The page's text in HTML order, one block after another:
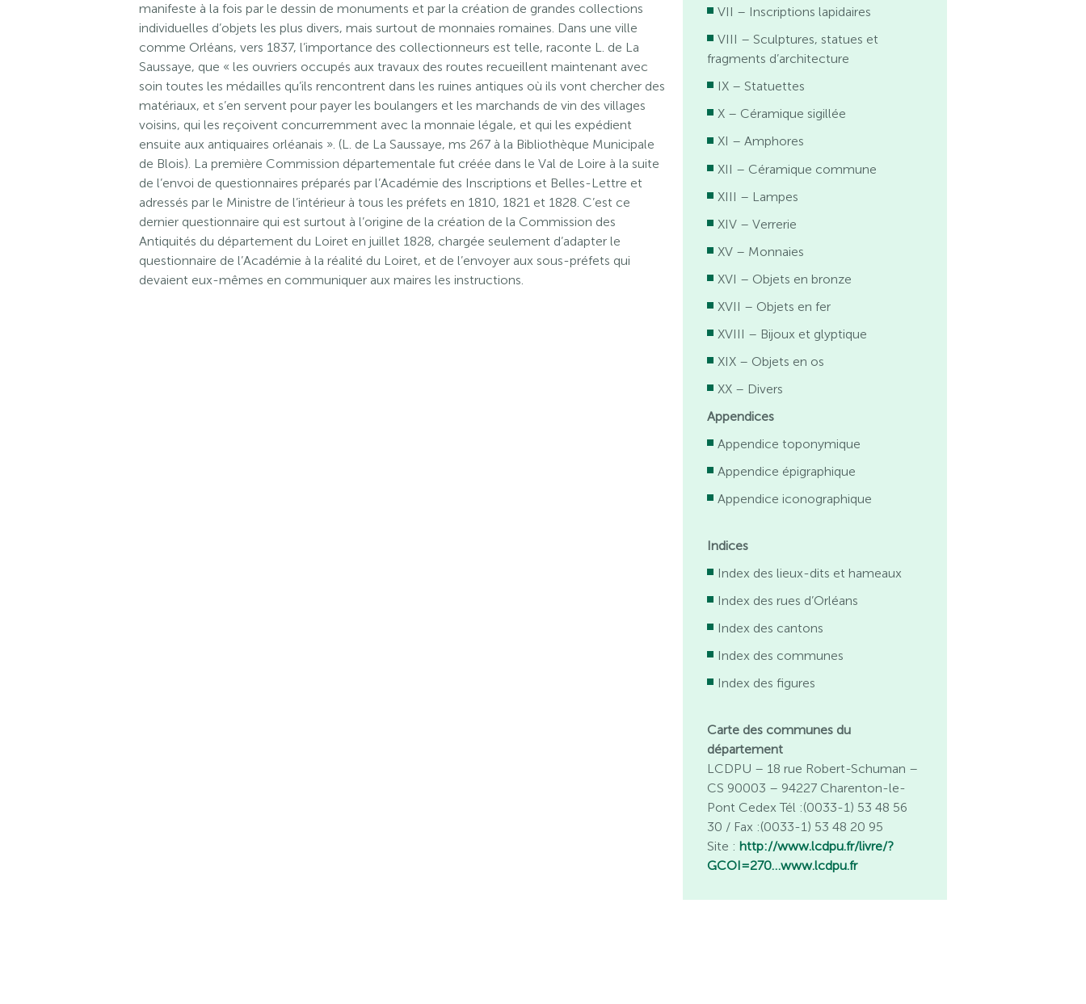
manifeste à la fois par le dessin de monuments et par la création de grandes collections
individuelles d’objets les plus divers, mais surtout de monnaies romaines. Dans une ville
comme Orléans, vers 1837, l’importance des collectionneurs est telle, raconte L. de La
Saussaye, que « les ouvriers occupés aux travaux des routes recueillent maintenant avec
soin toutes les médailles qu’ils rencontrent dans les ruines antiques où ils vont chercher des
matériaux, et s’en servent pour payer les boulangers et les marchands de vin des villages
voisins, qui les reçoivent concurremment avec la monnaie légale, et qui les expédient
ensuite aux antiquaires orléanais ». (L. de La Saussaye, ms 267 à la Bibliothèque Municipale
de Blois). La première Commission départementale fut créée dans le Val de Loire à la suite
de l’envoi de questionnaires préparés par l’Académie des Inscriptions et Belles-Lettre et
adressés par le Ministre de l’intérieur à tous les préfets en 1810, 1821 et 1828. C’est ce
dernier questionnaire qui est surtout à l’origine de la création de la Commission des
Antiquités du département du Loiret en juillet 1828, chargée seulement d’adapter le
questionnaire de l’Académie à la réalité du Loiret, et de l’envoyer aux sous-préfets qui
devaient eux-mêmes en communiquer aux maires les instructions.
VII – Inscriptions lapidaires
VIII – Sculptures, statues et
fragments d’architecture
IX – Statuettes
X – Céramique sigillée
XI – Amphores
XII – Céramique commune
XIII – Lampes
XIV – Verrerie
XV – Monnaies
XVI – Objets en bronze
XVII – Objets en fer
XVIII – Bijoux et glyptique
XIX – Objets en os
XX – Divers
Appendices
Appendice toponymique
Appendice épigraphique
Appendice iconographique
Indices
Index des lieux-dits et hameaux
Index des rues d’Orléans
Index des cantons
Index des communes
Index des figures
Carte des communes du
département
LCDPU – 18 rue Robert-Schuman –
CS 90003 – 94227 Charenton-le-
Pont Cedex Tél :(0033-1) 53 48 56
30 / Fax :(0033-1) 53 48 20 95
Site : http://www.lcdpu.fr/livre/?
GCOI=270…www.lcdpu.fr